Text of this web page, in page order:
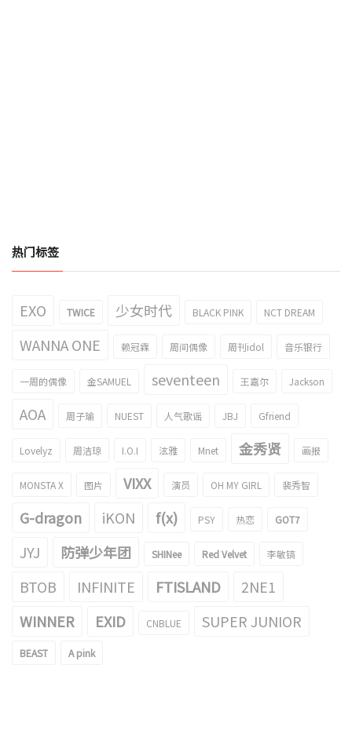
热门标签
EXO TWICE 少女时代 BLACK PINK NCT DREAM
WANNA ONE 赖冠霖 周间偶像 周刊idol 音乐银行
一周的偶像 金SAMUEL seventeen 王嘉尔 Jackson
AOA 周子瑜 NUEST 人气歌谣 JBJ Gfriend
Lovelyz 周洁琼 I.O.I 泫雅 Mnet 金秀贤 画报
MONSTA X 图片 VIXX 演员 OH MY GIRL 裴秀智
G-dragon iKON f(x) PSY 热恋 GOT7
JYJ 防弹少年团 SHINee Red Velvet 李敏镐
BTOB INFINITE FTISLAND
2NE1
WINNER
EXID CNBLUE SUPER JUNIOR
BEAST A pink